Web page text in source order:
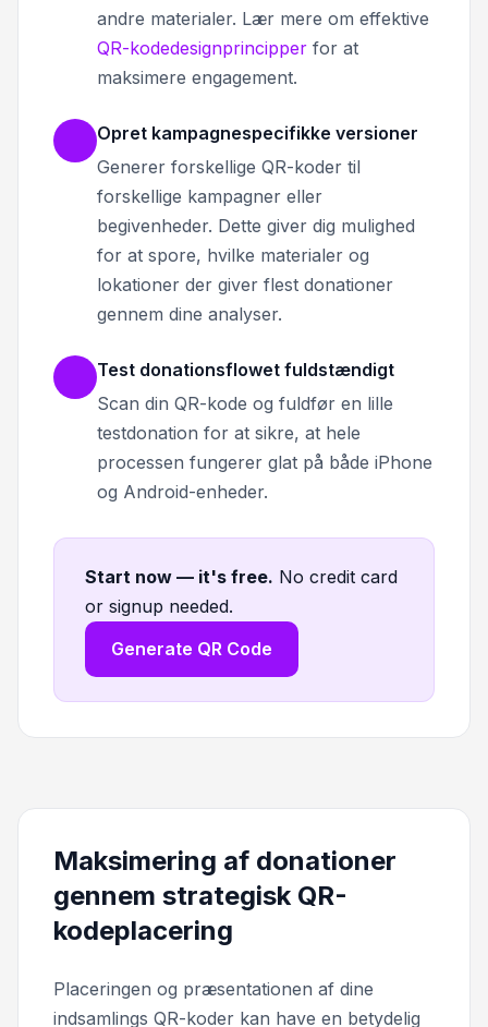
andre materialer. Lær mere om effektive
QR-kodedesignprincipper for at
maksimere engagement.
Opret kampagnespecifikke versioner
Generer forskellige QR-koder til
forskellige kampagner eller
begivenheder. Dette giver dig mulighed
for at spore, hvilke materialer og
lokationer der giver flest donationer
gennem dine analyser.
Test donationsflowet fuldstændigt
Scan din QR-kode og fuldfør en lille
testdonation for at sikre, at hele
processen fungerer glat på både iPhone
og Android-enheder.
Start now — it's free. No credit card
or signup needed.
Generate QR Code
Maksimering af donationer
gennem strategisk QR-
kodeplacering
Placeringen og præsentationen af dine
indsamlings QR-koder kan have en betydelig